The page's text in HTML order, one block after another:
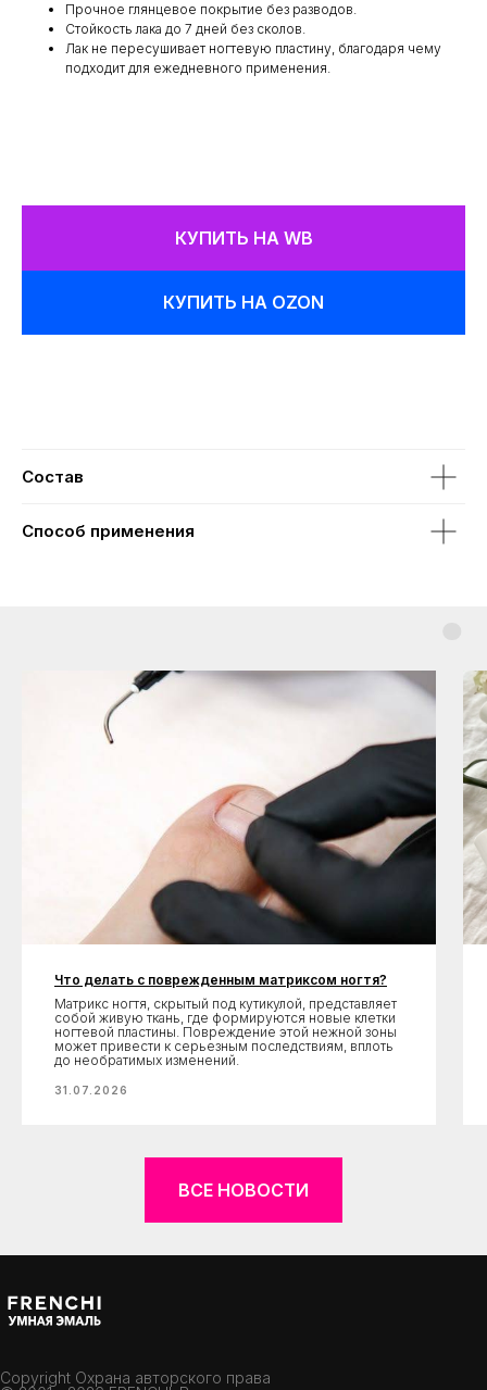
Прочное глянцевое покрытие без разводов.
Стойкость лака до 7 дней без сколов.
Лак не пересушивает ногтевую пластину, благодаря чему
подходит для ежедневного применения.
КУПИТЬ НА WB
КУПИТЬ НА OZON
Состав
Способ применения
Что делать с поврежденным матриксом ногтя?
Матрикс ногтя, скрытый под кутикулой, представляет
собой живую ткань, где формируются новые клетки
ногтевой пластины. Повреждение этой нежной зоны
может привести к серьезным последствиям, вплоть
до необратимых изменений.
31.07.2026
ВСЕ НОВОСТИ
Copyright Охрана авторского права